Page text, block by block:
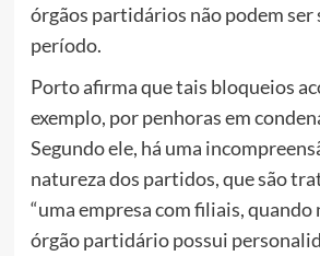
órgãos partidários não podem ser
período.
Porto afirma que tais bloqueios
exemplo, por penhoras em
Segundo ele, há uma
natureza dos partidos, que são
“uma empresa com filiais, quando
órgão partidário possui